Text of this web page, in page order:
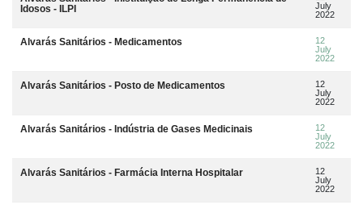
Idosos - ILPI
July
2022
Alvarás Sanitários - Medicamentos
12
July
2022
Alvarás Sanitários - Posto de Medicamentos
12
July
2022
Alvarás Sanitários - Indústria de Gases Medicinais
12
July
2022
Alvarás Sanitários - Farmácia Interna Hospitalar
12
July
2022